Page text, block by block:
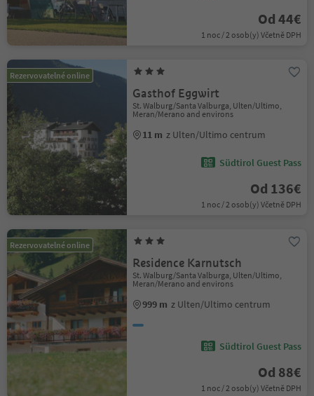
Od 44€
1 noc / 2 osob(y) Včetně DPH
Rezervovatelné online
Gasthof Eggwirt
St. Walburg/Santa Valburga, Ulten/Ultimo,
Meran/Merano and environs
11 m z Ulten/Ultimo centrum
Südtirol Guest Pass
Od 136€
1 noc / 2 osob(y) Včetně DPH
Rezervovatelné online
Residence Karnutsch
St. Walburg/Santa Valburga, Ulten/Ultimo,
Meran/Merano and environs
999 m z Ulten/Ultimo centrum
Südtirol Guest Pass
Od 88€
1 noc / 2 osob(y) Včetně DPH